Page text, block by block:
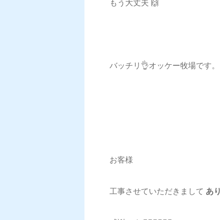
もう大丈夫 🙌
バッチリ👌オッケー牧場です。
お客様
工事させていただきまして あ